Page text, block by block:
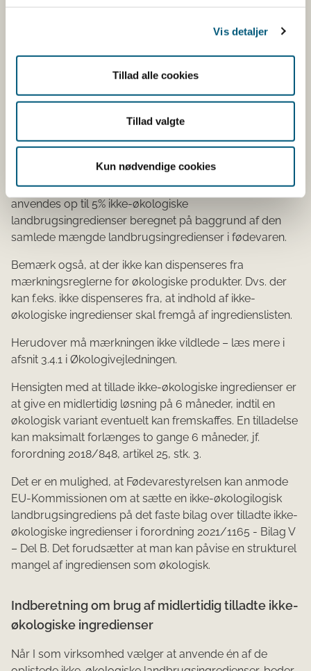
Vis detaljer
Tillad alle cookies
Tillad valgte
Kun nødvendige cookies
ikke-økologiske ingredienser
pågældende produkter, og forudsætter, at alle regler og
betingelser i økologilovgivningen for anvendelse af ikke-
økologiske landbrugsingredienser overholdes.
Dvs. f.eks., at der i økologiske fødevarer maksimalt må
anvendes op til 5% ikke-økologiske
landbrugsingredienser beregnet på baggrund af den
samlede mængde landbrugsingredienser i fødevaren.
Bemærk også, at der ikke kan dispenseres fra
mærkningsreglerne for økologiske produkter. Dvs. der
kan f.eks. ikke dispenseres fra, at indhold af ikke-
økologiske ingredienser skal fremgå af ingredienslisten.
Herudover må mærkningen ikke vildlede – læs mere i
afsnit 3.4.1 i Økologivejledningen.
Hensigten med at tillade ikke-økologiske ingredienser er
at give en midlertidig løsning på 6 måneder, indtil en
økologisk variant eventuelt kan fremskaffes. En tilladelse
kan maksimalt forlænges to gange 6 måneder, jf.
forordning 2018/848, artikel 25, stk. 3.
Det er en mulighed, at Fødevarestyrelsen kan anmode
EU-Kommissionen om at sætte en ikke-økologilogisk
landbrugsingrediens på det faste bilag over tilladte ikke-
økologiske ingredienser i forordning 2021/1165 - Bilag V
– Del B. Det forudsætter at man kan påvise en strukturel
mangel af ingrediensen som økologisk.
Indberetning om brug af midlertidig tilladte ikke-
økologiske ingredienser​
Når I som virksomhed vælger at anvende én af de